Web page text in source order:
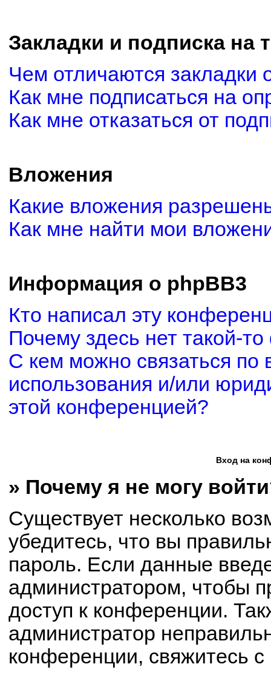
Закладки и подписка на
Чем отличаются закладки
Как мне подписаться на
Как мне отказаться от
Вложения
Какие вложения
Как мне найти мои
Информация о phpBB3
Кто написал эту
Почему здесь нет такой-
С кем можно связаться по
использования и/или
этой конференцией?
Вход на
» Почему я не могу
Существует несколько
убедитесь, что вы
пароль. Если данные
администратором, чтобы
доступ к конференции.
администратор
конференции, свяжитесь